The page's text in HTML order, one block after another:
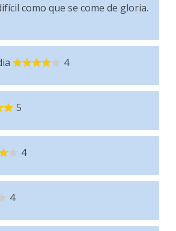
como que se come de gloria.
4
5
4
4